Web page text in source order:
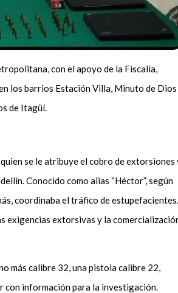
con el apoyo de la Fiscalía,
los barrios Estación Villa, Minuto de Dios
de Itagüí.
se le atribuye el cobro de extorsiones
Conocido como alias “Héctor”, según
coordinaba el tráfico de estupefacientes.
exigencias extorsivas y la
más calibre 32, una pistola calibre 22,
con información para la investigación.